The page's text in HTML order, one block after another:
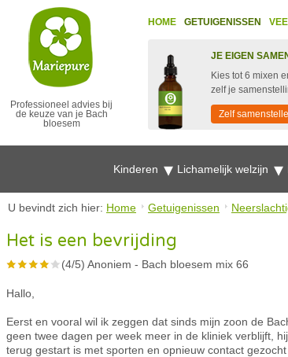
Professioneel advies bij
de keuze van je Bach
bloesem
HOME GETUIGENISSEN
JE EIGEN
Kies tot 6 mixen
zelf je
Zelf
Kinderen Lichamelijk welzijn
U bevindt zich hier: Home Getuigenissen
Het is een bevrijding
(4/5) Anoniem - Bach bloesem mix 66
Hallo,
Eerst en vooral wil ik zeggen dat sinds mijn zoon de
geen twee dagen per week meer in de kliniek verblijft,
terug gestart is met sporten en opnieuw contact